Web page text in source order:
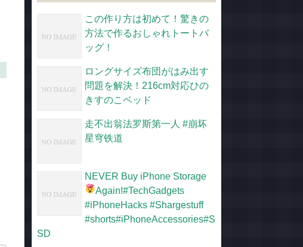
この作り方は初めて！驚きの
方法で作るおしゃれトートバ
ッグ！
ロングサイズ布団がはみ出す
問題を解決！216cm対応ひの
きすのこベッド
走不出翁法罗斯第一人 #崩坏
星穹铁道
NEVER Buy iPhone Storage
Again!#TechGadgets
#iPhoneHacks #Shargestuff
#shorts#iPhoneAccessories#S
SD